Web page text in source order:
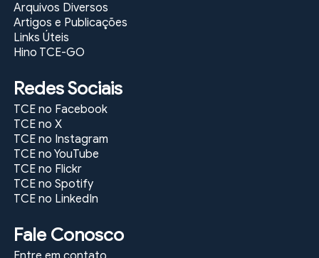
Arquivos Diversos
Artigos e Publicações
Links Úteis
Hino TCE-GO
Redes Sociais
TCE no Facebook
TCE no X
TCE no Instagram
TCE no YouTube
TCE no Flickr
TCE no Spotify
TCE no LinkedIn
Fale Conosco